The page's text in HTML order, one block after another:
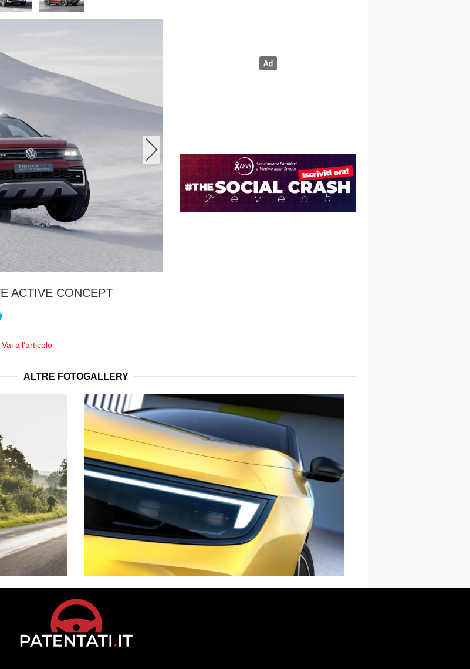
ACTIVE CONCEPT
Vai all'articolo
ALTRE FOTOGALLERY